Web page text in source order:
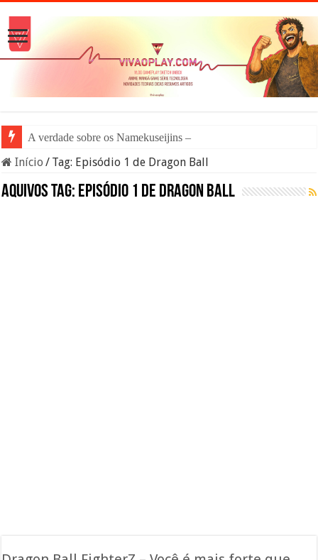
A verdade sobre os Namekuseijins – DRAGON B
Início / Tag: Episódio 1 de Dragon Ball
Aquivos tag: Episódio 1 de Dragon Ball